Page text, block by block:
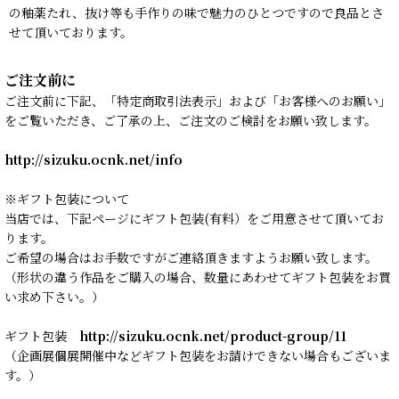
の釉薬たれ、抜け等も手作りの味で魅力のひとつですので良品とさ
せて頂いております。
ご注文前に
ご注文前に下記、「特定商取引法表示」および「お客様へのお願い」
をご覧いただき、ご了承の上、ご注文のご検討をお願い致します。
http://sizuku.ocnk.net/info
※ギフト包装について
当店では、下記ページにギフト包装(有料）をご用意させて頂いてお
ります。
ご希望の場合はお手数ですがご連絡頂きますようお願い致します。
（形状の違う作品をご購入の場合、数量にあわせてギフト包装をお買
い求め下さい。）
ギフト包装 http://sizuku.ocnk.net/product-group/11
（企画展個展開催中などギフト包装をお請けできない場合もございま
す。）